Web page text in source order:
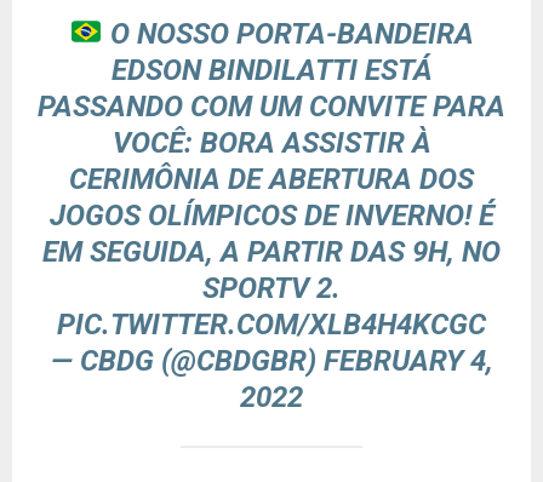
O NOSSO PORTA-BANDEIRA
EDSON BINDILATTI ESTÁ
PASSANDO COM UM CONVITE PARA
VOCÊ: BORA ASSISTIR À
CERIMÔNIA DE ABERTURA DOS
JOGOS OLÍMPICOS DE INVERNO! É
EM SEGUIDA, A PARTIR DAS 9H, NO
SPORTV 2.
PIC.TWITTER.COM/XLB4H4KCGC
— CBDG (@CBDGBR) FEBRUARY 4,
2022